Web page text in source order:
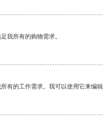
我所有的购物需求。
有的工作需求。我可以使用它来编